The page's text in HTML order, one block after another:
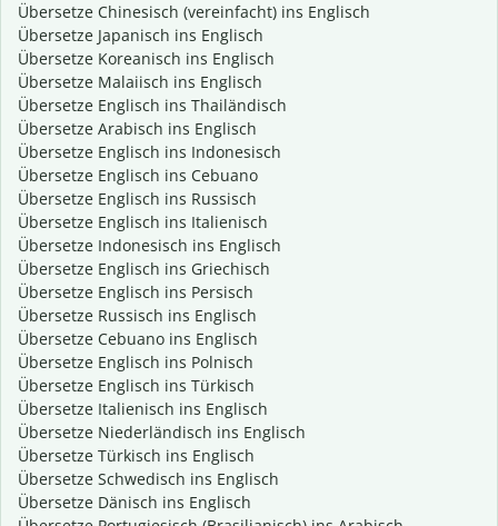
Übersetze Chinesisch (vereinfacht) ins Englisch
Übersetze Japanisch ins Englisch
Übersetze Koreanisch ins Englisch
Übersetze Malaiisch ins Englisch
Übersetze Englisch ins Thailändisch
Übersetze Arabisch ins Englisch
Übersetze Englisch ins Indonesisch
Übersetze Englisch ins Cebuano
Übersetze Englisch ins Russisch
Übersetze Englisch ins Italienisch
Übersetze Indonesisch ins Englisch
Übersetze Englisch ins Griechisch
Übersetze Englisch ins Persisch
Übersetze Russisch ins Englisch
Übersetze Cebuano ins Englisch
Übersetze Englisch ins Polnisch
Übersetze Englisch ins Türkisch
Übersetze Italienisch ins Englisch
Übersetze Niederländisch ins Englisch
Übersetze Türkisch ins Englisch
Übersetze Schwedisch ins Englisch
Übersetze Dänisch ins Englisch